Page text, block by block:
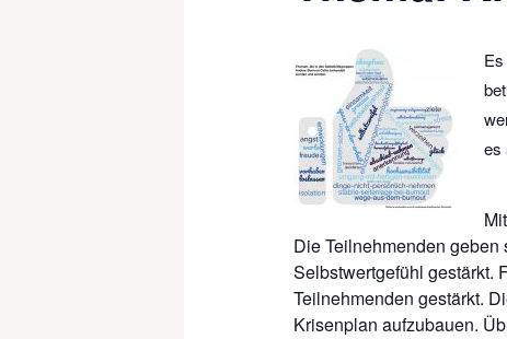
es
Die Teilnehmenden geben
Selbstwertgefühl gestärkt.
Teilnehmenden gestärkt.
Krisenplan aufzubauen.